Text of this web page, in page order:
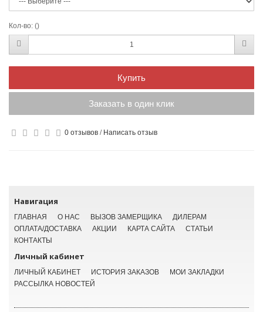
Кол-во: ()
Купить
Заказать в один клик
0 отзывов / Написать отзыв
Навигация
ГЛАВНАЯ О НАС ВЫЗОВ ЗАМЕРЩИКА
ДИЛЕРАМ
ОПЛАТА/ДОСТАВКА
АКЦИИ КАРТА САЙТА
СТАТЬИ
КОНТАКТЫ
Личный кабинет
ЛИЧНЫЙ КАБИНЕТ ИСТОРИЯ ЗАКАЗОВ
МОИ ЗАКЛАДКИ
РАССЫЛКА НОВОСТЕЙ